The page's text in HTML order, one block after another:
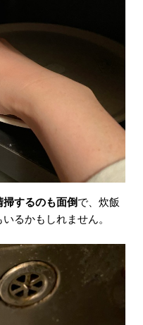
するのも面倒で、炊飯
るかもしれません。